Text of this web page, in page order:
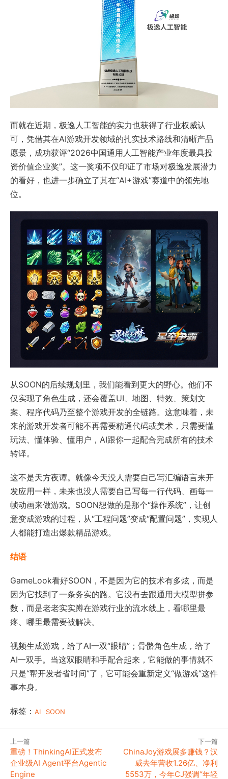
而就在近期，极逸人工智能的实力也获得了行业权威认
可，凭借其在AI游戏开发领域的扎实技术路线和清晰产品
愿景，成功获评“2026中国通用人工智能产业年度最具投
资价值企业奖”。这一奖项不仅印证了市场对极逸发展潜力
的看好，也进一步确立了其在“AI+游戏”赛道中的领先地
位。
从SOON的后续规划里，我们能看到更大的野心。他们不
仅实现了角色生成，还会覆盖UI、地图、特效、策划文
案、程序代码乃至整个游戏开发的全链路。这意味着，未
来的游戏开发者可能不再需要精通代码或美术，只需要懂
玩法、懂体验、懂用户，AI跟你一起配合完成所有的技术
转译。
这不是天方夜谭。就像今天没人需要自己写汇编语言来开
发应用一样，未来也没人需要自己写每一行代码、画每一
帧动画来做游戏。SOON想做的是那个“操作系统”，让创
意变成游戏的过程，从“工程问题”变成“配置问题”，实现人
人都能打造出爆款精品游戏。
结语
GameLook看好SOON，不是因为它的技术有多炫，而是
因为它找到了一条务实的路。它没有去跟通用大模型拼参
数，而是老老实实蹲在游戏行业的流水线上，看哪里最
疼、哪里最需要被解决。
视频生成游戏，给了AI一双“眼睛”；骨骼角色生成，给了
AI一双手。当这双眼睛和手配合起来，它能做的事情就不
只是“帮开发者省时间”了，它可能会重新定义“做游戏”这件
事本身。
标签： AI SOON
上一篇
重磅！ThinkingAI正式发布
企业级AI Agent平台Agentic
Engine
下一篇
ChinaJoy游戏展多赚钱？汉
威去年营收1.26亿、净利
5553万，今年CJ强调“年轻